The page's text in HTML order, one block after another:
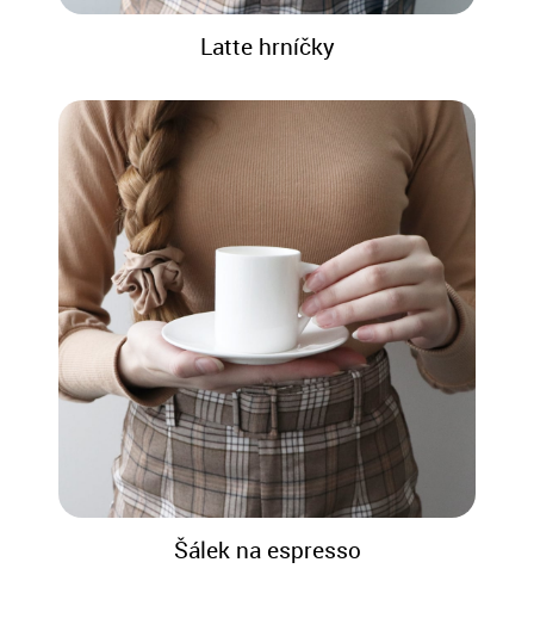
Latte hrníčky
Šálek na espresso